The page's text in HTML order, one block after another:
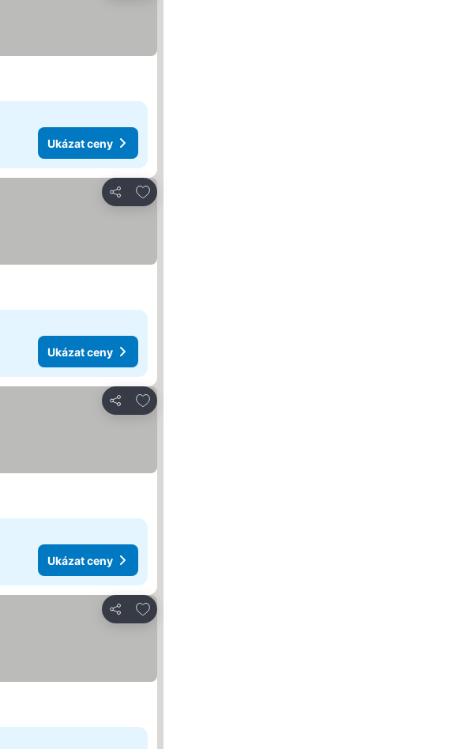
Ukázat ceny
Sdílet
Přidat na seznam oblíbených hotelů
Ukázat ceny
Sdílet
Přidat na seznam oblíbených hotelů
Ukázat ceny
Sdílet
Přidat na seznam oblíbených hotelů